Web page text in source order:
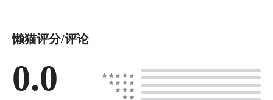
懒猫评分/评论
0.0